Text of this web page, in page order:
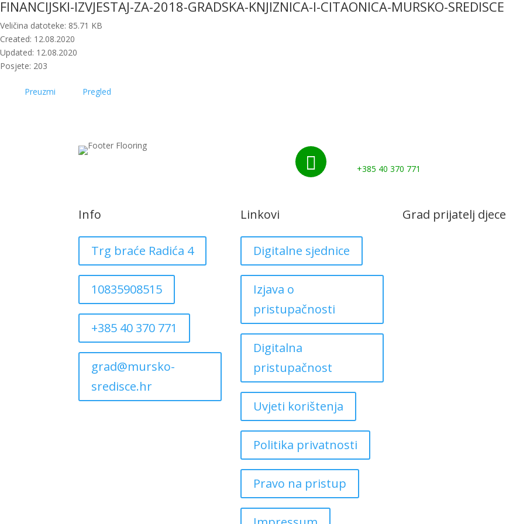
FINANCIJSKI-IZVJESTAJ-ZA-2018-GRADSKA-KNJIZNICA-I-CITAONICA-MURSKO-SREDISCE
Veličina datoteke: 85.71 KB
Created: 12.08.2020
Updated: 12.08.2020
Posjete: 203
Preuzmi Pregled
 +385 40 370 771
Info
Trg braće Radića 4
10835908515
+385 40 370 771
grad@mursko-
sredisce.hr
Linkovi
Digitalne sjednice
Izjava o
pristupačnosti
Digitalna
pristupačnost
Uvjeti korištenja
Politika privatnosti
Pravo na pristup
Grad prijatelj djece